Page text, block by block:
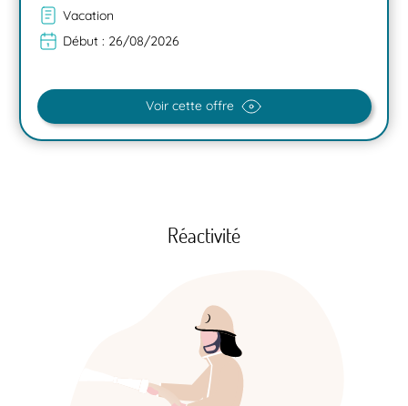
Vacation
Début : 26/08/2026
Voir cette offre
Réactivité